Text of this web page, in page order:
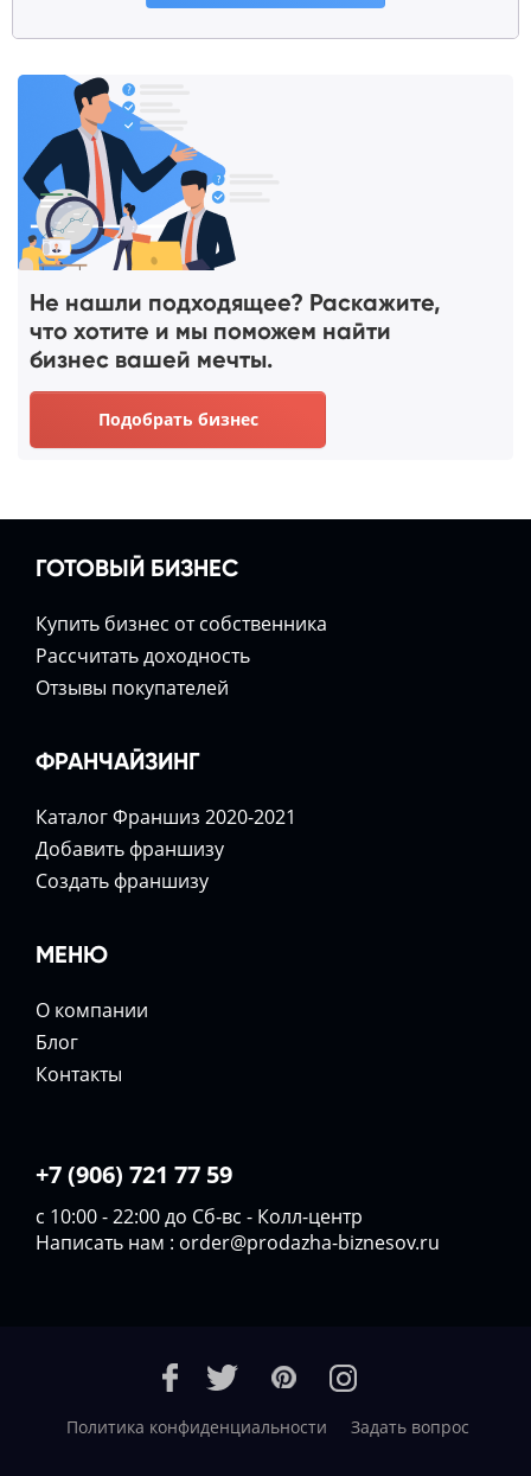
Не нашли подходящее? Раскажите,
что хотите и мы поможем найти
бизнес вашей мечты.
Подобрать бизнес
ГОТОВЫЙ БИЗНЕС
Купить бизнес от собственника
Расcчитать доходность
Отзывы покупателей
ФРАНЧАЙЗИНГ
Каталог Франшиз 2020-2021
Добавить франшизу
Создать франшизу
МЕНЮ
О компании
Блог
Контакты
+7 (906) 721 77 59
с 10:00 - 22:00 до Сб-вс - Колл-центр
Написать нам : order@prodazha-biznesov.ru
Политика конфиденциальности Задать вопрос